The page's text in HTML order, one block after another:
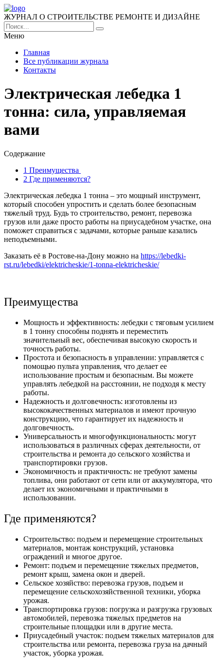
ЖУРНАЛ О СТРОИТЕЛЬСТВЕ РЕМОНТЕ И ДИЗАЙНЕ
Меню
Главная
Все публикации журнала
Контакты
Электрическая лебедка 1
тонна: сила, управляемая
вами
Содержание
1 Преимущества
2 Где применяются?
Электрическая лебедка 1 тонна – это мощный инструмент,
который способен упростить и сделать более безопасным
тяжелый труд. Будь то строительство, ремонт, перевозка
грузов или даже просто работы на приусадебном участке, она
поможет справиться с задачами, которые раньше казались
неподъемными.
Заказать её в Ростове-на-Дону можно на https://lebedki-
rst.ru/lebedki/elektricheskie/1-tonna-elektricheskie/
Преимущества
Мощность и эффективность: лебедки с тяговым усилием
в 1 тонну способны поднять и переместить
значительный вес, обеспечивая высокую скорость и
точность работы.
Простота и безопасность в управлении: управляется с
помощью пульта управления, что делает ее
использование простым и безопасным. Вы можете
управлять лебедкой на расстоянии, не подходя к месту
работы.
Надежность и долговечность: изготовлены из
высококачественных материалов и имеют прочную
конструкцию, что гарантирует их надежность и
долговечность.
Универсальность и многофункциональность: могут
использоваться в различных сферах деятельности, от
строительства и ремонта до сельского хозяйства и
транспортировки грузов.
Экономичность и практичность: не требуют замены
топлива, они работают от сети или от аккумулятора, что
делает их экономичными и практичными в
использовании.
Где применяются?
Строительство: подъем и перемещение строительных
материалов, монтаж конструкций, установка
ограждений и многое другое.
Ремонт: подъем и перемещение тяжелых предметов,
ремонт крыш, замена окон и дверей.
Сельское хозяйство: перевозка грузов, подъем и
перемещение сельскохозяйственной техники, уборка
урожая.
Транспортировка грузов: погрузка и разгрузка грузовых
автомобилей, перевозка тяжелых предметов на
строительные площадки или в другие места.
Приусадебный участок: подъем тяжелых материалов для
строительства или ремонта, перевозка груза на дачный
участок, уборка урожая.